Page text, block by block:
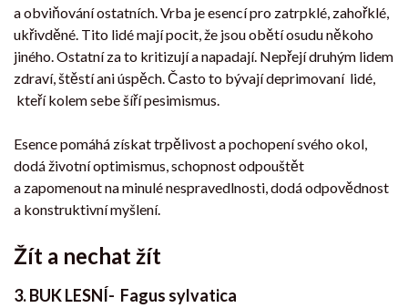
a obviňování ostatních. Vrba je esencí pro zatrpklé, zahořklé,
ukřivděné. Tito lidé mají pocit, že jsou obětí osudu někoho
jiného. Ostatní za to kritizují a napadají. Nepřejí druhým lidem
zdraví, štěstí ani úspěch. Často to bývají deprimovaní lidé,
kteří kolem sebe šíří pesimismus.
Esence pomáhá získat trpělivost a pochopení svého okol,
dodá životní optimismus, schopnost odpouštět
a zapomenout na minulé nespravedlnosti, dodá odpovědnost
a konstruktivní myšlení.
Žít a nechat žít
3. BUK LESNÍ- Fagus sylvatica